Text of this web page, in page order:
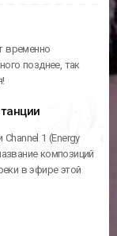
временно
позднее, так
1 (Energy
композиций
в эфире этой